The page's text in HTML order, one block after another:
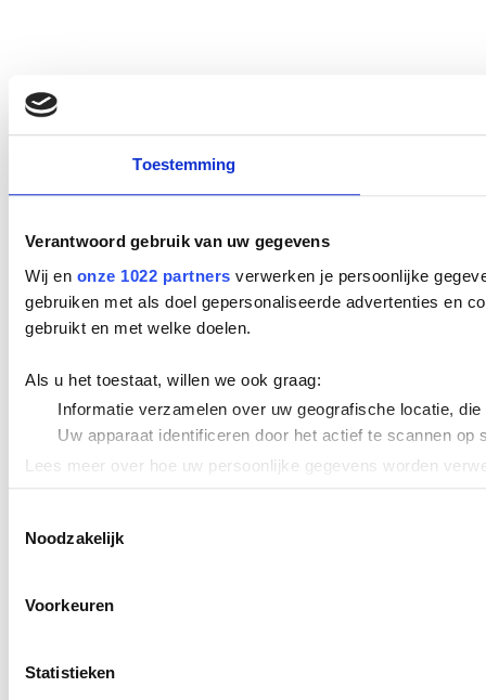
Toestemming
Verantwoord gebruik van uw gegevens
Wij en onze 1022 partners verwerken je persoonlijke
gebruiken met als doel gepersonaliseerde advertenties en
gebruikt en met welke doelen.
Als u het toestaat, willen we ook graag:
Informatie verzamelen over uw geografische locatie,
Uw apparaat identificeren door het actief te scannen op
Lees meer over hoe uw persoonlijke gegevens worden
We gebruiken cookies om content en advertenties te
verstrekt of die ze hebben verzameld op basis van uw
Noodzakelijk
Voorkeuren
Statistieken